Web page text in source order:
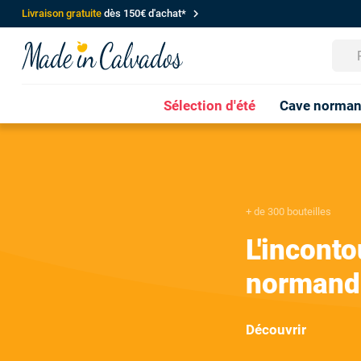
Livraison gratuitedès 150€ d'achat* chevron_right
Sélection d'été Cave
normand
Découvrir
+ de 300 bouteilles